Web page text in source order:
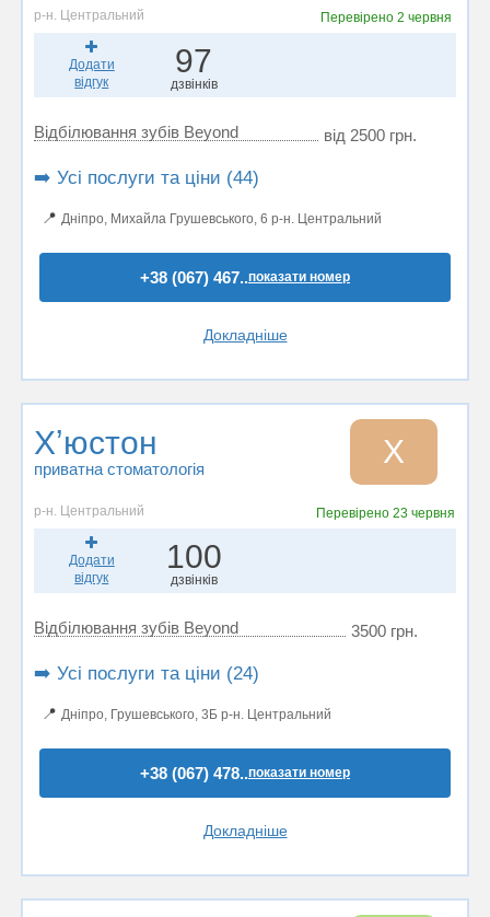
р-н. Центральний Перевірено 2 червня
Додати
відгук
97
дзвінків
Відбілювання зубів Beyond від 2500 грн.
➡️ Усі послуги та ціни (44)
📍 Дніпро, Михайла Грушевського, 6 р-н. Центральний
+38 (067) 467..показати номер
Докладніше
Хʼюстон
приватна стоматологія Х
р-н. Центральний Перевірено23 червня
Додати
відгук
100
дзвінків
Відбілювання зубів Beyond 3500 грн.
➡️ Усі послуги та ціни (24)
📍 Дніпро, Грушевського, 3Б р-н. Центральний
+38 (067) 478..показати номер
Докладніше